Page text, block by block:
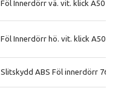
Föl Innerdörr vä. vit. klick A50
Föl Innerdörr hö. vit. klick A50
Slitskydd ABS Föl innerdörr